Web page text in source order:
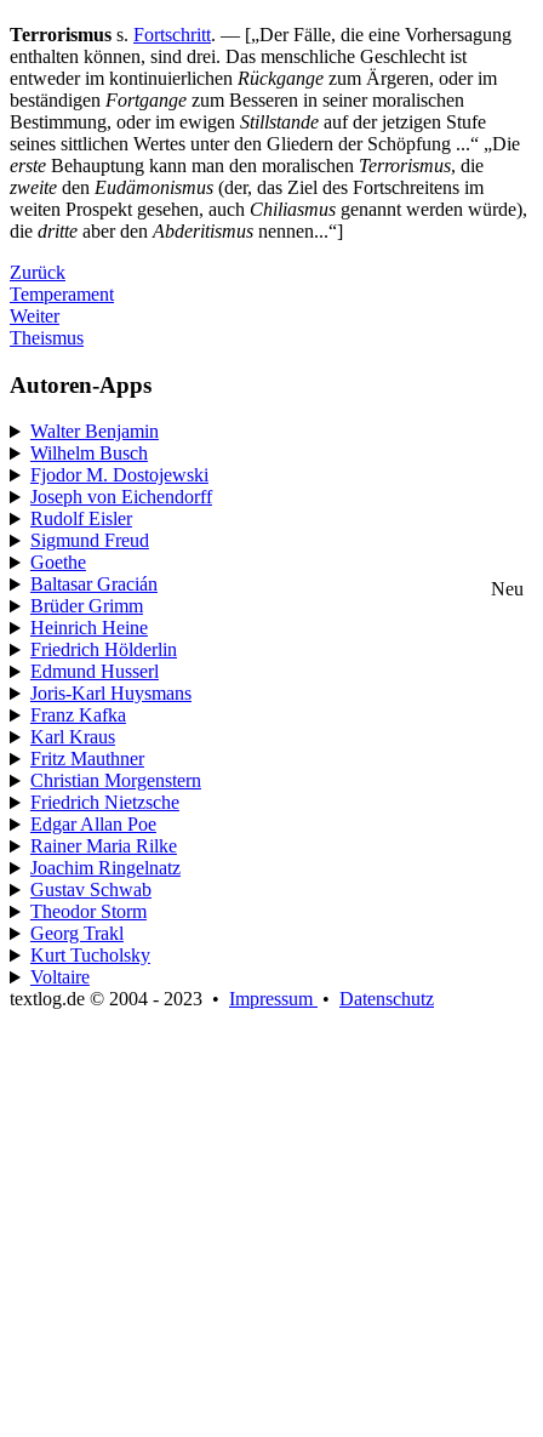
Terrorismus s. Fortschritt. — [„Der Fälle, die eine Vorhersagung
enthalten können, sind drei. Das menschliche Geschlecht ist
entweder im kontinuierlichen Rückgange zum Ärgeren, oder im
beständigen Fortgange zum Besseren in seiner moralischen
Bestimmung, oder im ewigen Stillstande auf der jetzigen Stufe
seines sittlichen Wertes unter den Gliedern der Schöpfung ...“ „Die
erste Behauptung kann man den moralischen Terrorismus, die
zweite den Eudämonismus (der, das Ziel des Fortschreitens im
weiten Prospekt gesehen, auch Chiliasmus genannt werden würde),
die dritte aber den Abderitismus nennen...“]
Zurück
Temperament
Weiter
Theismus
Autoren-Apps
Walter Benjamin
Wilhelm Busch
Fjodor M. Dostojewski
Joseph von Eichendorff
Rudolf Eisler
Sigmund Freud
Goethe
Baltasar Gracián
Neu
Brüder Grimm
Heinrich Heine
Friedrich Hölderlin
Edmund Husserl
Joris-Karl Huysmans
Franz Kafka
Karl Kraus
Fritz Mauthner
Christian Morgenstern
Friedrich Nietzsche
Edgar Allan Poe
Rainer Maria Rilke
Joachim Ringelnatz
Gustav Schwab
Theodor Storm
Georg Trakl
Kurt Tucholsky
Voltaire
textlog.de © 2004 - 2023 • Impressum • Datenschutz